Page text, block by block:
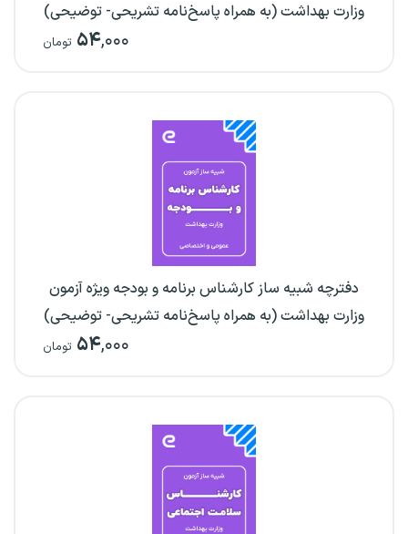
وزارت بهداشت (به همراه پاسخ‌نامه تشریحی- توضیحی)
۵۴,۰۰۰ تومان
دفترچه شبیه ساز کارشناس برنامه و بودجه ویژه آزمون
وزارت بهداشت (به همراه پاسخ‌نامه تشریحی- توضیحی)
۵۴,۰۰۰ تومان